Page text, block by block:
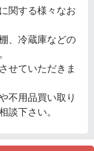
関する様々なお
、冷蔵庫などの
せていただきま
不用品買い取り
談下さい。